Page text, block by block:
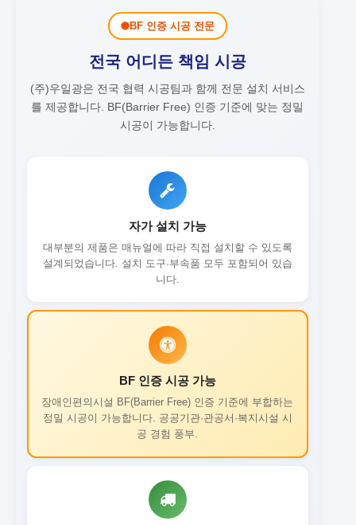
BF 인증 시공 전문
전국 어디든 책임 시공
(주)우일광은 전국 협력 시공팀과 함께 전문 설치 서비스
를 제공합니다. BF(Barrier Free) 인증 기준에 맞는 정밀
시공이 가능합니다.
자가 설치 가능
대부분의 제품은 매뉴얼에 따라 직접 설치할 수 있도록
설계되었습니다. 설치 도구·부속품 모두 포함되어 있습
니다.
BF 인증 시공 가능
장애인편의시설 BF(Barrier Free) 인증 기준에 부합하는
정밀 시공이 가능합니다. 공공기관·관공서·복지시설 시
공 경험 풍부.